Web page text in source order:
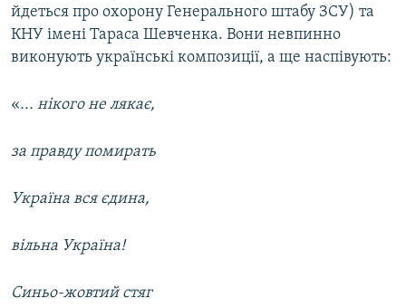
йдеться про охорону Генерального штабу ЗСУ) та
КНУ імені Тараса Шевченка. Вони невпинно
виконують українські композиції, а ще наспівують:
«... нікого не лякає,
за правду помирать
Україна вся єдина,
вільна Україна!
Синьо-жовтий стяг